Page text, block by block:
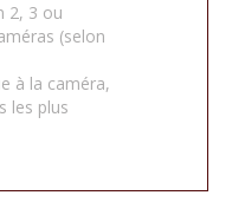
2, 3 ou
(selon
à la caméra,
les plus